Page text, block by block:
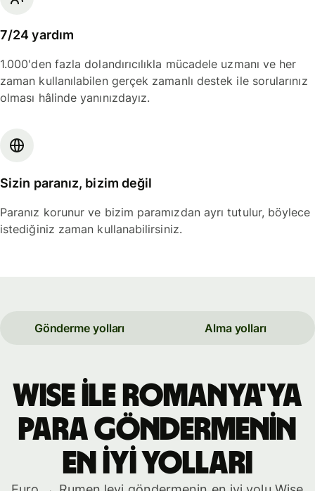
7/24 yardım
1.000'den fazla dolandırıcılıkla mücadele uzmanı ve her
zaman kullanılabilen gerçek zamanlı destek ile sorularınız
olması hâlinde yanınızdayız.
Sizin paranız, bizim değil
Paranız korunur ve bizim paramızdan ayrı tutulur, böylece
istediğiniz zaman kullanabilirsiniz.
Gönderme yolları Alma yolları
WISE İLE Romanya'ya
PARA GÖNDERMENİN
EN İYİ YOLLARI